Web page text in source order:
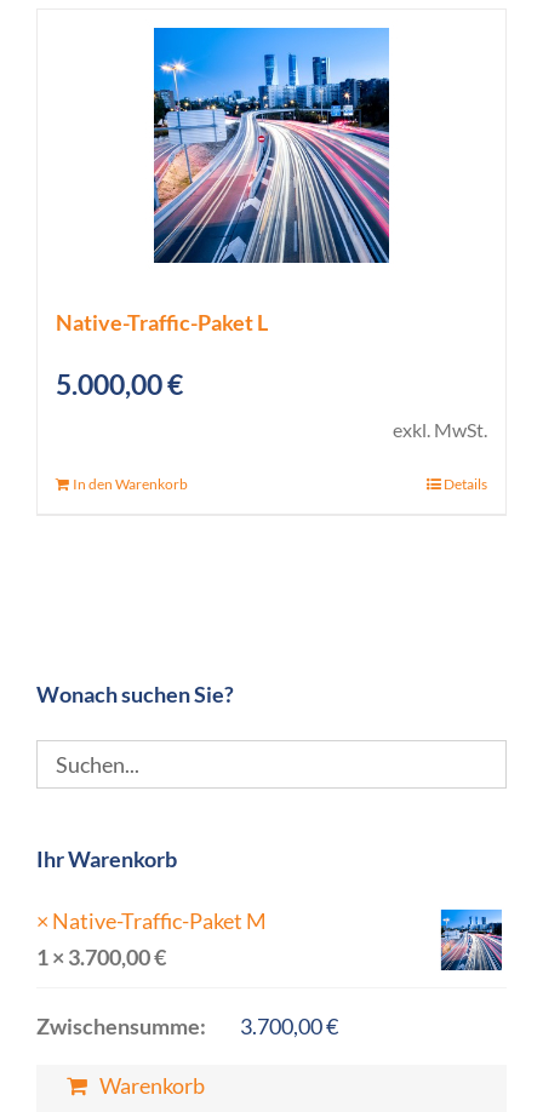
Native-Traffic-Paket L
5.000,00€
exkl. MwSt.
In den Warenkorb Details
Wonach suchen Sie?
Ihr Warenkorb
× Native-Traffic-Paket M
1 × 3.700,00€
Zwischensumme: 3.700,00€
Warenkorb